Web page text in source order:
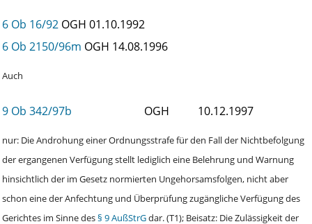
6 Ob 16/92 OGH 01.10.1992
6 Ob 2150/96m OGH 14.08.1996
Auch
9 Ob 342/97b OGH 10.12.1997
nur: Die Androhung einer Ordnungsstrafe für den Fall der Nichtbefolgung
der ergangenen Verfügung stellt lediglich eine Belehrung und Warnung
hinsichtlich der im Gesetz normierten Ungehorsamsfolgen, nicht aber
schon eine der Anfechtung und Überprüfung zugängliche Verfügung des
Gerichtes im Sinne des§ 9 AußStrGdar. (T1); Beisatz: Die Zulässigkeit der